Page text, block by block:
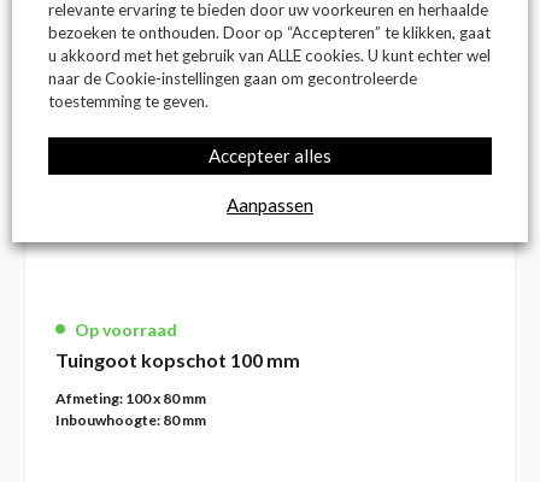
Op voorraad
Tuingoot kopschot 100 mm
Afmeting: 100 x 80 mm
Inbouwhoogte: 80 mm
relevante ervaring te bieden door uw voorkeuren en herhaalde
bezoeken te onthouden. Door op “Accepteren” te klikken, gaat
u akkoord met het gebruik van ALLE cookies. U kunt echter wel
naar de Cookie-instellingen gaan om gecontroleerde
toestemming te geven.
Aanpassen
Accepteer alles